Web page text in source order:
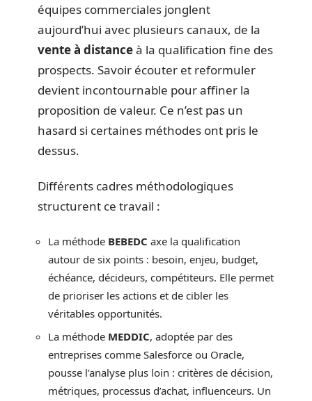
équipes commerciales jonglent
aujourd’hui avec plusieurs canaux, de la
vente à distanceà la qualification fine des
prospects. Savoir écouter et reformuler
devient incontournable pour affiner la
proposition de valeur. Ce n’est pas un
hasard si certaines méthodes ont pris le
dessus.
Différents cadres méthodologiques
structurent ce travail :
La méthode BEBEDC axe la qualification
autour de six points : besoin, enjeu, budget,
échéance, décideurs, compétiteurs. Elle permet
de prioriser les actions et de cibler les
véritables opportunités.
La méthode MEDDIC, adoptée par des
entreprises comme Salesforce ou Oracle,
pousse l’analyse plus loin : critères de décision,
métriques, processus d’achat, influenceurs. Un